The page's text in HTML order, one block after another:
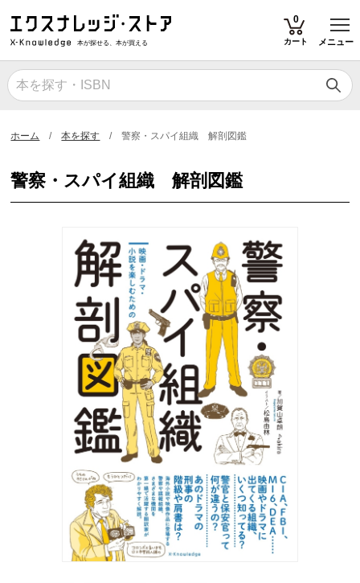
本が探せる、本が買える
0
カート メニュー
ホーム 本を探す 警察・スパイ組織 解剖図鑑
警察・スパイ組織 解剖図鑑